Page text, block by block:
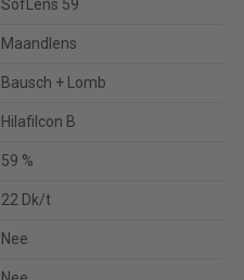
SofLens 59
Maandlens
Bausch + Lomb
Hilafilcon B
59 %
22 Dk/t
Nee